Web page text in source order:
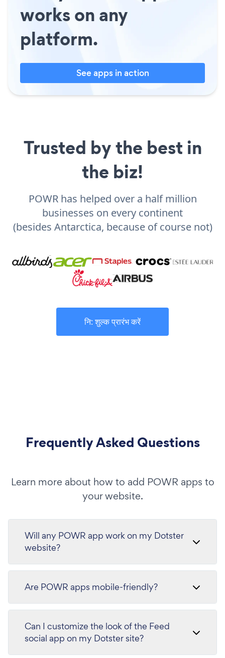
works on any
platform.
See apps in action
Trusted by the best in
the biz!
POWR has helped over a half million
businesses on every continent
(besides Antarctica, because of course not)
नि: शुल्क प्रारंभ करें
Frequently Asked Questions
Learn more about how to add POWR apps to
your website.
Will any POWR app work on my Dotster
website?
Are POWR apps mobile-friendly?
Can I customize the look of the Feed
social app on my Dotster site?